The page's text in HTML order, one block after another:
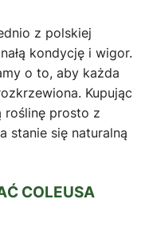
z polskiej
kondycję i wigor.
o to, aby każda
Kupując
roślinę prosto z
stanie się naturalną
COLEUSA